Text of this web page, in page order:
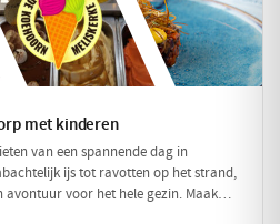
met kinderen
van een spannende dag in
ijs tot ravotten op het strand,
avontuur voor het hele gezin. Maak